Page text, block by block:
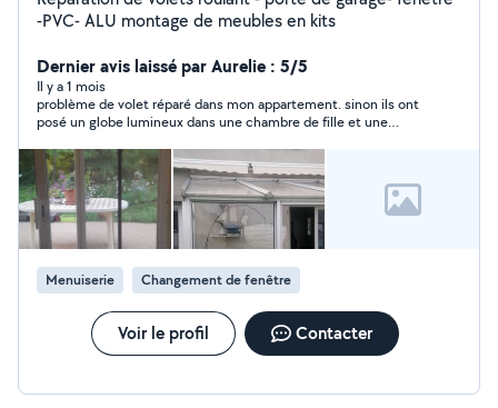
-PVC- ALU montage de meubles en kits
Dernier avis laissé par Aurelie : 5/5
Il y a 1 mois
problème de volet réparé dans mon appartement. sinon ils ont
posé un globe lumineux dans une chambre de fille et une
n'hésiterais pas à refaire appel à eux. merci
Menuiserie Changement de fenêtre
Voir le profil Contacter